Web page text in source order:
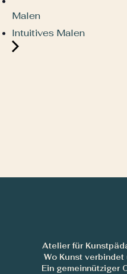
Malen
Intuitives Malen
Atelier für
Wo Kunst
Ein gemeinnütziger